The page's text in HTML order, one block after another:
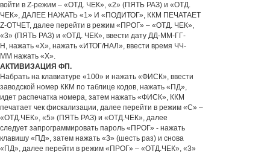
войти в Z-режим – «ОТД. ЧЕК», «2» (ПЯТЬ РАЗ) и «ОТД.
ЧЕК», ДАЛЕЕ НАЖАТЬ «1» И «ПОДИТОГ», ККМ ПЕЧАТАЕТ
Z-ОТЧЕТ, далее перейти в режим «ПРОГ» – «ОТД. ЧЕК»,
«3» (ПЯТЬ РАЗ) и «ОТД. ЧЕК», ввести дату ДД-ММ-ГГ-
Н, нажать «Х», нажать «ИТОГ/НАЛ», ввести время ЧЧ-
ММ нажать «Х».
АКТИВИЗАЦИЯ ФП.
Набрать на клавиатуре «100» и нажать «ФИСК», ввести
заводской номер ККМ по таблице кодов, нажать «ПД»,
идет распечатка номера, затем нажать «ФИСК», ККМ
печатает чек фискализации, далее перейти в режим «С» –
«ОТД.ЧЕК», «5» (ПЯТЬ РАЗ) и «ОТД.ЧЕК», далее
следует запрограммировать пароль «ПРОГ» - нажать
клавишу «ПД», затем нажать «3» (шесть раз) и снова
«ПД», далее перейти в режим «ПРОГ» – «ОТД.ЧЕК», «3»